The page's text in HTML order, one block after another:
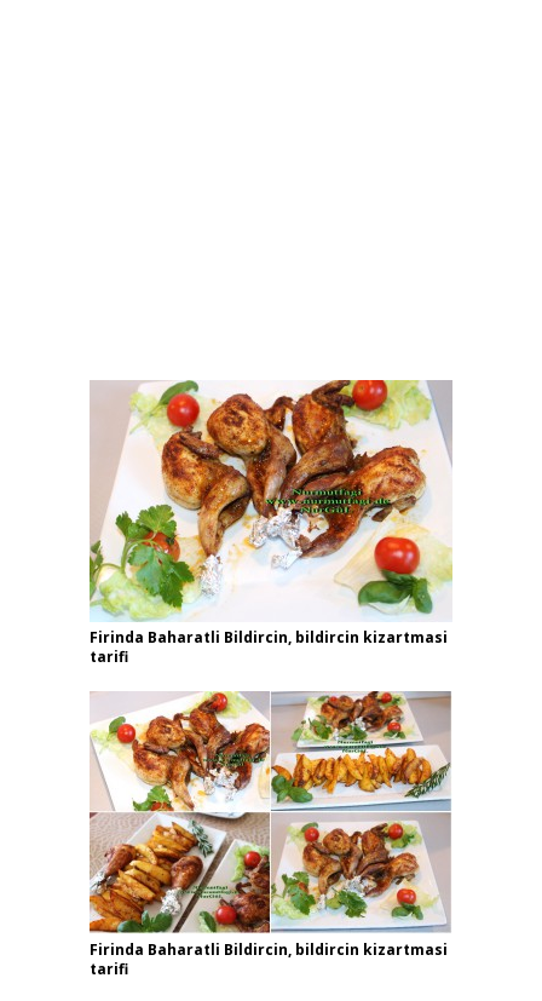
Firinda Baharatli Bildircin, bildircin kizartmasi
tarifi
Firinda Baharatli Bildircin, bildircin kizartmasi
tarifi